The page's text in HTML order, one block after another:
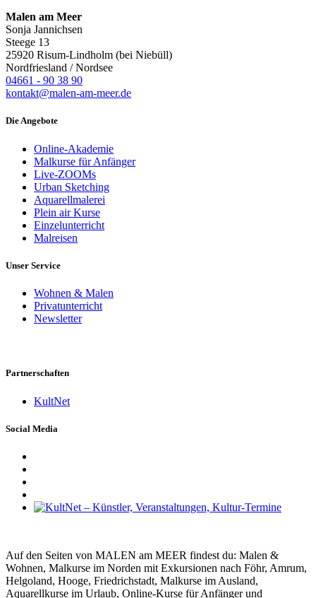
Malen am Meer
Sonja Jannichsen
Steege 13
25920 Risum-Lindholm (bei Niebüll)
Nordfriesland / Nordsee
04661 - 90 38 90
kontakt@malen-am-meer.de
Die Angebote
Online-Akademie
Malkurse für Anfänger
Live-ZOOMs
Urban Sketching
Aquarellmalerei
Plein air Kurse
Einzelunterricht
Malreisen
Unser Service
Wohnen & Malen
Privatunterricht
Newsletter
Partnerschaften
KultNet
Social Media
Auf den Seiten von MALEN am MEER findest du: Malen &
Wohnen, Malkurse im Norden mit Exkursionen nach Föhr, Amrum,
Helgoland, Hooge, Friedrichstadt, Malkurse im Ausland,
Aquarellkurse im Urlaub, Online-Kurse für Anfänger und